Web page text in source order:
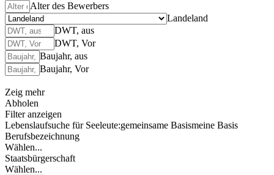
Alter des Bewerbers
Landeland
DWT, aus
DWT, Vor
Baujahr, aus
Baujahr, Vor
Zeig mehr
Abholen
Filter anzeigen
Lebenslaufsuche für Seeleute:gemeinsame Basismeine Basis
Berufsbezeichnung
Wählen...
Staatsbürgerschaft
Wählen...